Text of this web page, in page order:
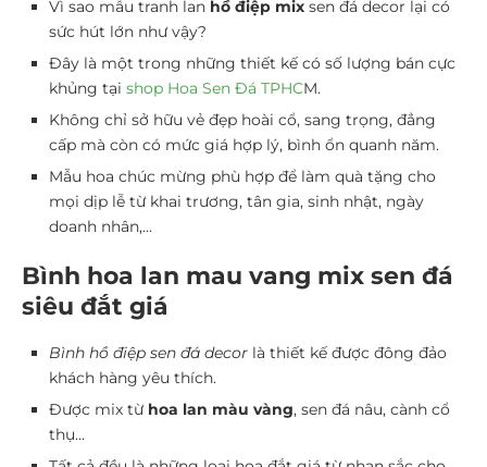
Vì sao mẫu tranh lan hồ điệp mix sen đá decor lại có
sức hút lớn như vậy?
Đây là một trong những thiết kế có số lượng bán cực
khủng tại shop Hoa Sen Đá TPHCM.
Không chỉ sở hữu vẻ đẹp hoài cổ, sang trọng, đẳng
cấp mà còn có mức giá hợp lý, bình ổn quanh năm.
Mẫu hoa chúc mừng phù hợp để làm quà tặng cho
mọi dịp lễ từ khai trương, tân gia, sinh nhật, ngày
doanh nhân,…
Bình hoa lan mau vang mix sen đá
siêu đắt giá
Bình hồ điệp sen đá decor là thiết kế được đông đảo
khách hàng yêu thích.
Được mix từ hoa lan màu vàng, sen đá nâu, cành cổ
thụ…